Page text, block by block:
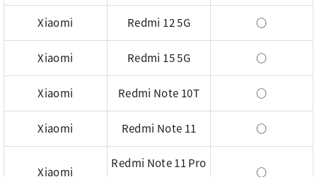
Xiaomi Redmi 12 5G ○
Xiaomi Redmi 15 5G ○
Xiaomi Redmi Note 10T ○
Xiaomi Redmi Note 11 ○
Xiaomi
Redmi Note 11 Pro
○